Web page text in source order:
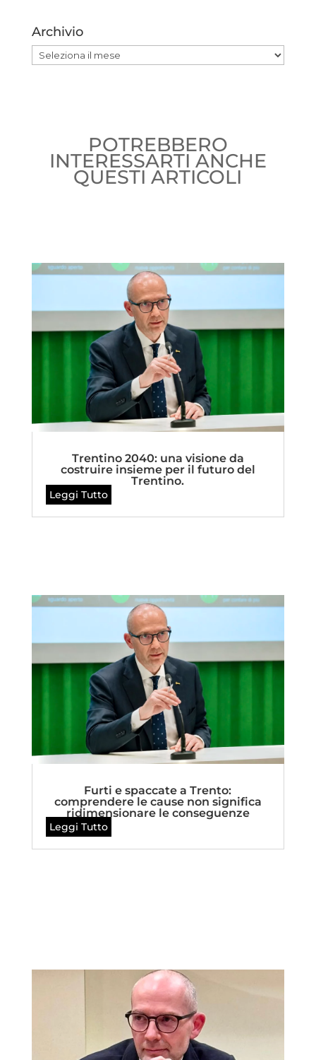
Archivio
Archivio
POTREBBERO
INTERESSARTI ANCHE
QUESTI ARTICOLI
Trentino 2040: una visione da
costruire insieme per il futuro del
Trentino.
Leggi Tutto
Furti e spaccate a Trento:
comprendere le cause non significa
ridimensionare le conseguenze
Leggi Tutto